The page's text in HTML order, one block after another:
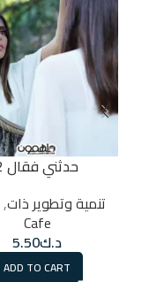
حدثني فقال 2
تنمية وتطوير ذات,
Cafe
د.ك5.50
ADD TO CART